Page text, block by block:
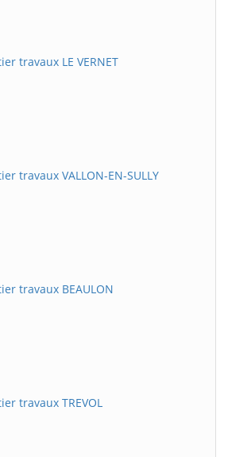
travaux LE VERNET
travaux VALLON-EN-SULLY
travaux BEAULON
travaux TREVOL